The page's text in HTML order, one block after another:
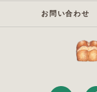
お問い合わせ